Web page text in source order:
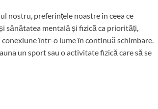
nostru, preferințele noastre în ceea ce
sănătatea mentală și fizică ca priorități,
într-o lume în continuă schimbare.
un sport sau o activitate fizică care să se